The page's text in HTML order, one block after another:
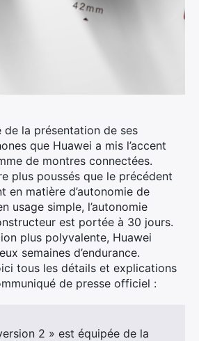
de la présentation de ses
que Huawei a mis l’accent
de montres connectées.
plus poussés que le précédent
en matière d’autonomie de
usage simple, l’autonomie
est portée à 30 jours.
plus polyvalente, Huawei
semaines d’endurance.
tous les détails et explications
de presse officiel :
2 » est équipée de la